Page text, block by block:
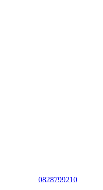
0828799210